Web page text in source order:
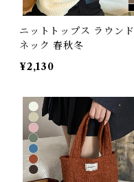
ニットトップス ラウンド
ネック 春秋冬
¥2,130